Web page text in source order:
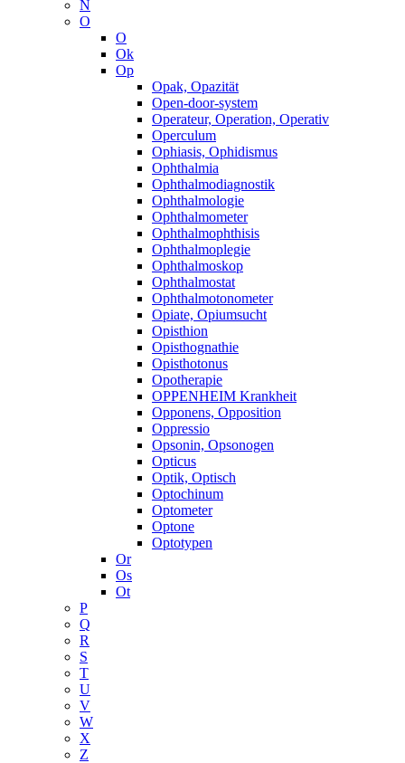
N
O
O
Ok
Op
Opak, Opazität
Open-door-system
Operateur, Operation, Operativ
Operculum
Ophiasis, Ophidismus
Ophthalmia
Ophthalmodiagnostik
Ophthalmologie
Ophthalmometer
Ophthalmophthisis
Ophthalmoplegie
Ophthalmoskop
Ophthalmostat
Ophthalmotonometer
Opiate, Opiumsucht
Opisthion
Opisthognathie
Opisthotonus
Opotherapie
OPPENHEIM Krankheit
Opponens, Opposition
Oppressio
Opsonin, Opsonogen
Opticus
Optik, Optisch
Optochinum
Optometer
Optone
Optotypen
Or
Os
Ot
P
Q
R
S
T
U
V
W
X
Z